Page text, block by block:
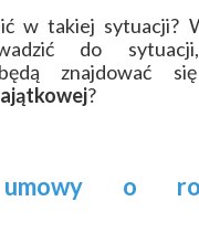
w takiej sytuacji?
do
będą znajdować
?
o